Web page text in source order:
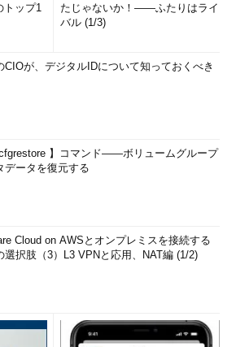
トップ1
たじゃないか！――ふたりはライ
バル (1/3)
CIOが、デジタルIDについて知っておくべき
】コマンド――ボリュームグループ
データを復元する
Cloud on AWSとオンプレミスを接続する
選択肢（3）L3 VPNと応用、NAT編 (1/2)